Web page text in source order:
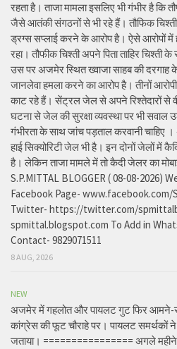
रहता है। ताजा मामला इसलिए भी गंभीर है कि
जैसे आतंकी संगठनों से भी रहे हैं। तौफिक
ड्रग्स सप्लाई करने के आरोप है। ऐसे आरोपों में
रहा। तौफीक चिश्ती अपने पिता ताहिर
उस पर अजमेर स्थित ख्वाजा साहब की दरगाह
जानलेवा हमला करने का आरोप है। तीनों
काट रहे हैं। सेंट्रल जेल से अपने रिश्तेदारों से
घटना से जेल की सुरक्षा व्यवस्था पर भी
गंभीरता के साथ जांच पड़ताल करवानी
हाई सिक्योरिटी जेल भी है। इन दोनों जेलों में
है। लेकिन ताजा मामले में तो कैदी जेलर का
S.P.MITTAL BLOGGER ( 08-08-2026)
Facebook Page-
Twitter- https://twitter.com/
spmittal.blogspot.com To Add in
Contact- 9829071511
8 AUG, 2026
NEW
अजमेर में गहलोत और पायलट गुट फिर आमने-
कांग्रेस की फूट चौराहे पर। पायलट समर्थकों
जताया। ================ अगले